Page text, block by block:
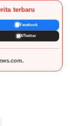
terbaru
📘Facebook
✖️X/Twitter